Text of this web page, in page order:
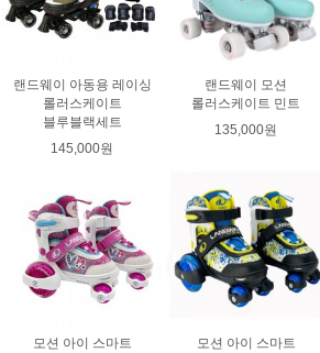
랜드웨이 아동용 레이싱
롤러스케이트
블루블랙세트
145,000원
랜드웨이 모션
롤러스케이트 민트
135,000원
모션 아이 스마트
모션 아이 스마트